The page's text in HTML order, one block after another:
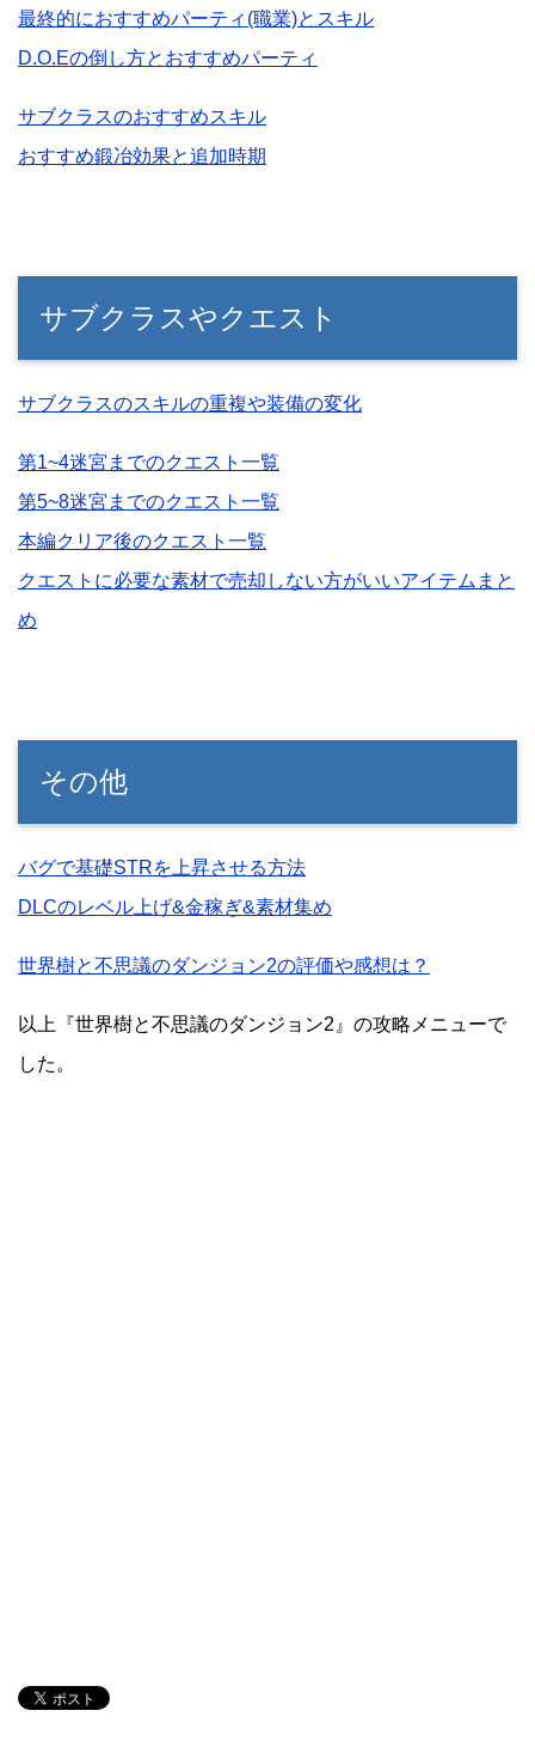
最終的におすすめパーティ(職業)とスキル
D.O.Eの倒し方とおすすめパーティ
サブクラスのおすすめスキル
おすすめ鍛冶効果と追加時期
サブクラスやクエスト
サブクラスのスキルの重複や装備の変化
第1~4迷宮までのクエスト一覧
第5~8迷宮までのクエスト一覧
本編クリア後のクエスト一覧
クエストに必要な素材で売却しない方がいいアイテムまと
め
その他
バグで基礎STRを上昇させる方法
DLCのレベル上げ&金稼ぎ&素材集め
世界樹と不思議のダンジョン2の評価や感想は？
以上『世界樹と不思議のダンジョン2』の攻略メニューで
した。